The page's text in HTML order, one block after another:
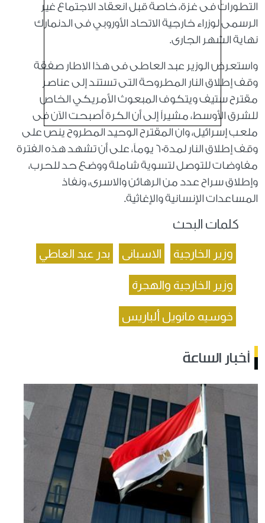
التطورات فى غزة، خاصة قبل انعقاد الاجتماع غير
الرسمى لوزراء خارجية الاتحاد الأوروبي فى الدنمارك
نهاية الشهر الجارى.
واستعرض الوزير عبد العاطى فى هذا الاطار صفقة
وقف إطلاق النار المطروحة التى تستند إلى عناصر
مقترح ستيف ويتكوف المبعوث الأمريكي الخاص
للشرق الأوسط، مشيراً إلى أن الكرة أصبحت الآن فى
ملعب إسرائيل، وان المقترح الوحيد المطروح ينص على
وقف إطلاق النار لمدة ٦٠ يوماً، على أن تشهد هذه الفترة
مفاوضات للتوصل لتسوية شاملة ووضع حد للحرب،
وإطلاق سراح عدد من الرهائن والاسرى، ونفاذ
المساعدات الإنسانية والإغاثية.
كلمات البحث
وزير الخارجية الاسبانى بدر عبد العاطي
وزير الخارجية والهجرة
خوسيه مانويل ألباريس
أخبار الساعة